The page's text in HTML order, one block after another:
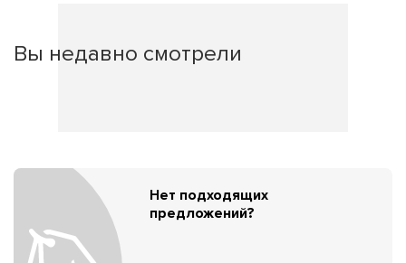
Вы недавно смотрели
Нет подходящих
предложений?